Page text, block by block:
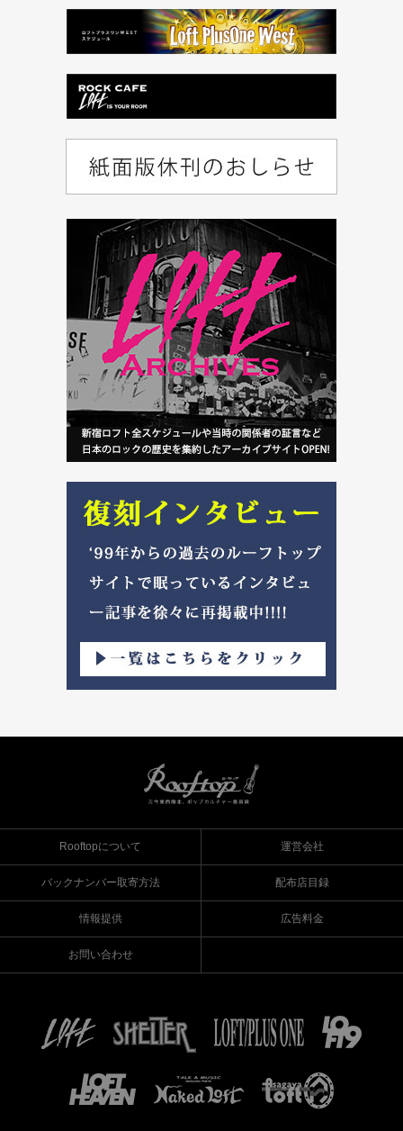
Rooftopについて 運営会社
バックナンバー取寄方法 配布店目録
情報提供 広告料金
お問い合わせ